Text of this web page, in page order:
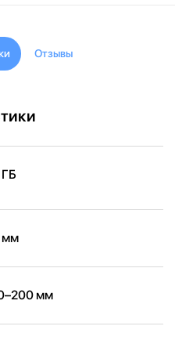
Отзывы
мм
мм